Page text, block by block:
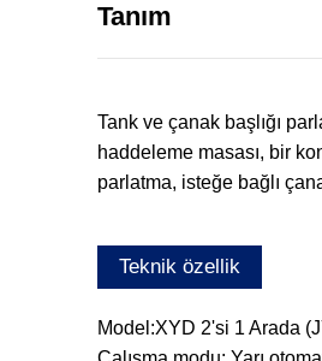
Tanım
Tank ve çanak başlığı
haddeleme masası, bir
parlatma, isteğe bağlı
Teknik özellik
Model:XYD 2'si 1 Arada